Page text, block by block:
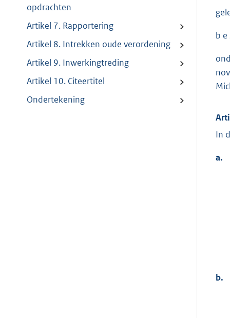
opdrachten
Artikel 7. Rapportering
Artikel 8. Intrekken oude verordening
Artikel 9. Inwerkingtreding
Artikel 10. Citeertitel
Ondertekening
b e
In
a.
b.